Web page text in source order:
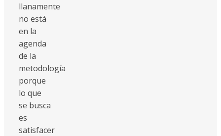
llanamente
no está
en la
agenda
de la
metodología
porque
lo que
se busca
es
satisfacer